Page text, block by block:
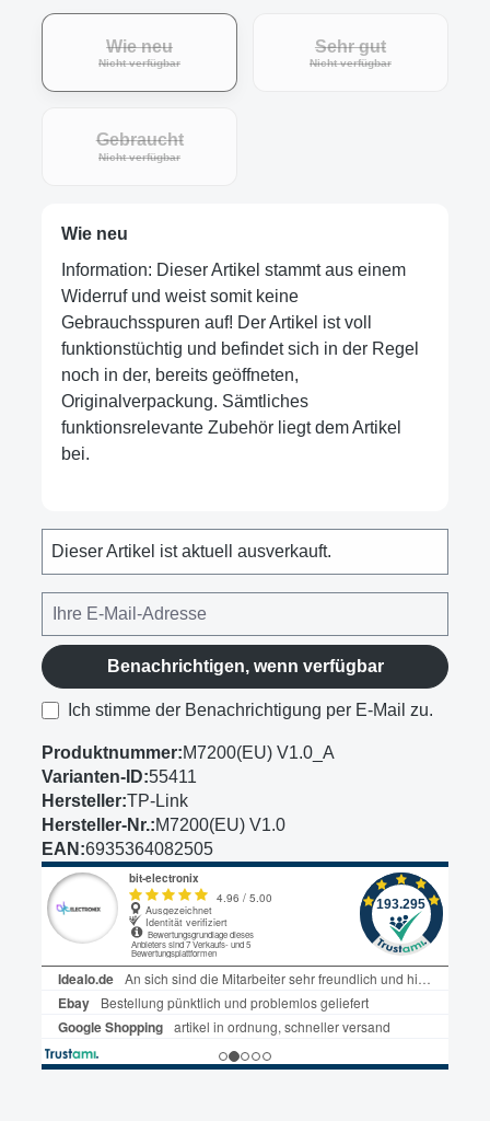
Wie neu
Nicht verfügbar
Sehr gut
Nicht verfügbar
Gebraucht
Nicht verfügbar
Wie neu
Information: Dieser Artikel stammt aus einem
Widerruf und weist somit keine
Gebrauchsspuren auf! Der Artikel ist voll
funktionstüchtig und befindet sich in der Regel
noch in der, bereits geöffneten,
Originalverpackung. Sämtliches
funktionsrelevante Zubehör liegt dem Artikel
bei.
Dieser Artikel ist aktuell ausverkauft.
Benachrichtigen, wenn verfügbar
Ich stimme der Benachrichtigung per E-Mail zu.
Produktnummer:M7200(EU) V1.0_A
Varianten-ID:55411
Hersteller:TP-Link
Hersteller-Nr.:M7200(EU) V1.0
EAN:6935364082505